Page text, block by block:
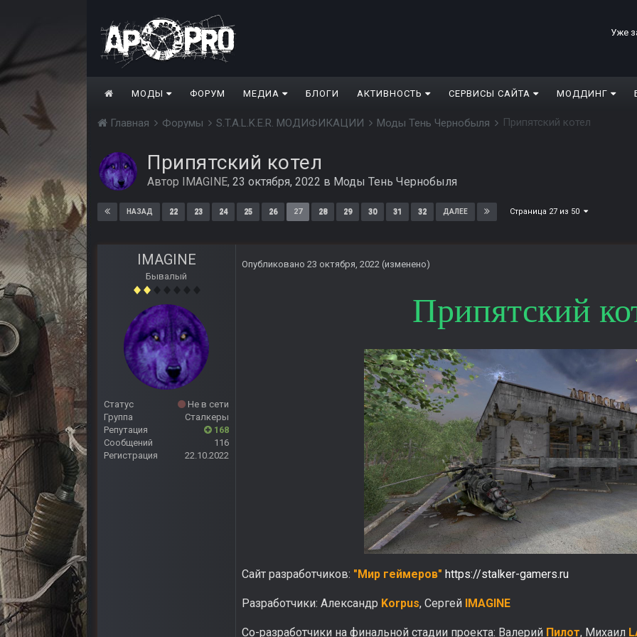
Уже
МОДЫ ФОРУМ МЕДИА БЛОГИ АКТИВНОСТЬ СЕРВИСЫ САЙТА МОДДИНГ
Главная Форумы S.T.A.L.K.E.R. МОДИФИКАЦИИ Моды Тень Чернобыля Припятский котел
Припятский котел
Автор IMAGINE, 23 октября, 2022 в Моды Тень Чернобыля
НАЗАД 22 23 24 25 26 27 28 29 30 31 32 ДАЛЕЕ Страница 27 из 50
IMAGINE
Бывалый
Статус
Не в сети
Группа
Сталкеры
Репутация
168
Сообщений
116
Регистрация
22.10.2022
Опубликовано 23 октября, 2022 (изменено)
Припятский
Сайт разработчиков: "Мир геймеров" https://stalker-gamers.ru
Разработчики: Александр Korpus, Сергей IMAGINE
Со-разработчики на финальной стадии проекта: Валерий Пилот, Михаил